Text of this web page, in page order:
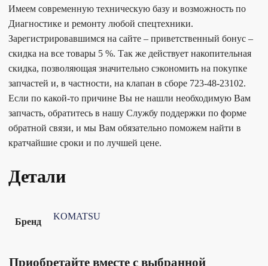
Имеем современную техническую базу и возможность по
Диагностике и ремонту любой спецтехники.
Зарегистрировавшимся на сайте – приветственный бонус –
скидка на все товары 5 %. Так же действует накопительная
скидка, позволяющая значительно сэкономить на покупке
запчастей и, в частности, на клапан в сборе 723-48-23102.
Если по какой-то причине Вы не нашли необходимую Вам
запчасть, обратитесь в нашу Службу поддержки по форме
обратной связи, и мы Вам обязательно поможем найти в
кратчайшие сроки и по лучшей цене.
Детали
Бренд
KOMATSU
Приобретайте вместе с выбранной